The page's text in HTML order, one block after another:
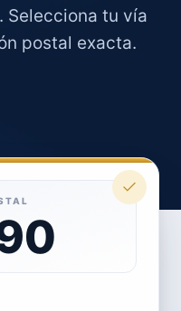
Selecciona tu vía
postal exacta.